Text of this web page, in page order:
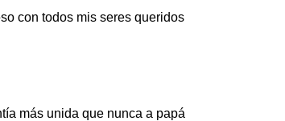
con todos mis seres queridos
más unida que nunca a papá